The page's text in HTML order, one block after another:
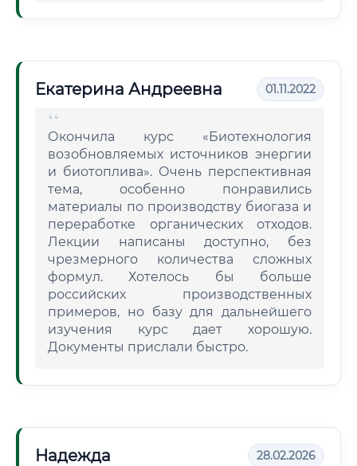
Екатерина Андреевна 01.11.2022
Окончила курс «Биотехнология
возобновляемых источников энергии
и биотоплива». Очень перспективная
тема, особенно понравились
материалы по производству биогаза и
переработке органических отходов.
Лекции написаны доступно, без
чрезмерного количества сложных
формул. Хотелось бы больше
российских производственных
примеров, но базу для дальнейшего
изучения курс дает хорошую.
Документы прислали быстро.
Надежда 28.02.2026